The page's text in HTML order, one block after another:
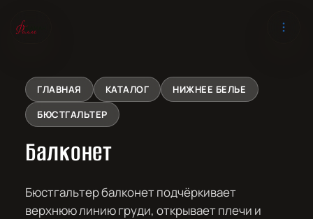
ГЛАВНАЯ КАТАЛОГ
НИЖНЕЕ БЕЛЬЕ
БЮСТГАЛЬТЕР
Балконет
Бюстгальтер балконет подчёркивает
верхнюю линию груди, открывает плечи и